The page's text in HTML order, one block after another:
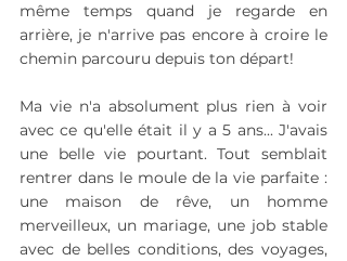
même temps quand je regarde en
arrière, je n'arrive pas encore à croire le
chemin parcouru depuis ton départ!
Ma vie n'a absolument plus rien à voir
avec ce qu'elle était il y a 5 ans... J'avais
une belle vie pourtant. Tout semblait
rentrer dans le moule de la vie parfaite :
une maison de rêve, un homme
merveilleux, un mariage, une job stable
avec de belles conditions, des voyages,